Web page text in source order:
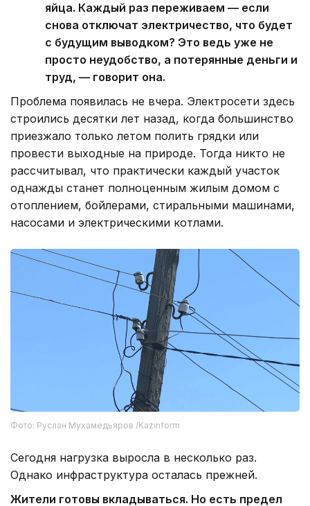
яйца. Каждый раз переживаем — если
снова отключат электричество, что будет
с будущим выводком? Это ведь уже не
просто неудобство, а потерянные деньги и
труд, — говорит она.
Проблема появилась не вчера. Электросети здесь
строились десятки лет назад, когда большинство
приезжало только летом полить грядки или
провести выходные на природе. Тогда никто не
рассчитывал, что практически каждый участок
однажды станет полноценным жилым домом с
отоплением, бойлерами, стиральными машинами,
насосами и электрическими котлами.
Фото: Руслан Мухамедьяров /Kazinform
Сегодня нагрузка выросла в несколько раз.
Однако инфраструктура осталась прежней.
Жители готовы вкладываться. Но есть предел